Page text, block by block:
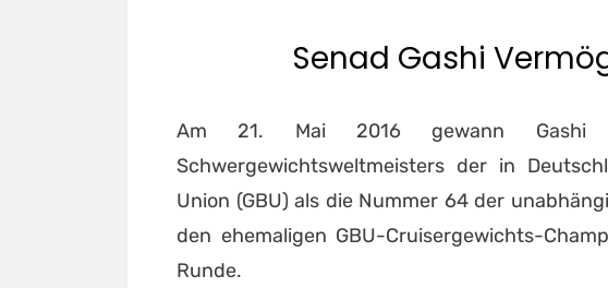
Senad Gashi
Am 21. Mai 2016 gewann Gashi
Schwergewichtsweltmeisters der in
Union (GBU) als die Nummer 64 der
den ehemaligen GBU-Cruisergewichts-
Runde.